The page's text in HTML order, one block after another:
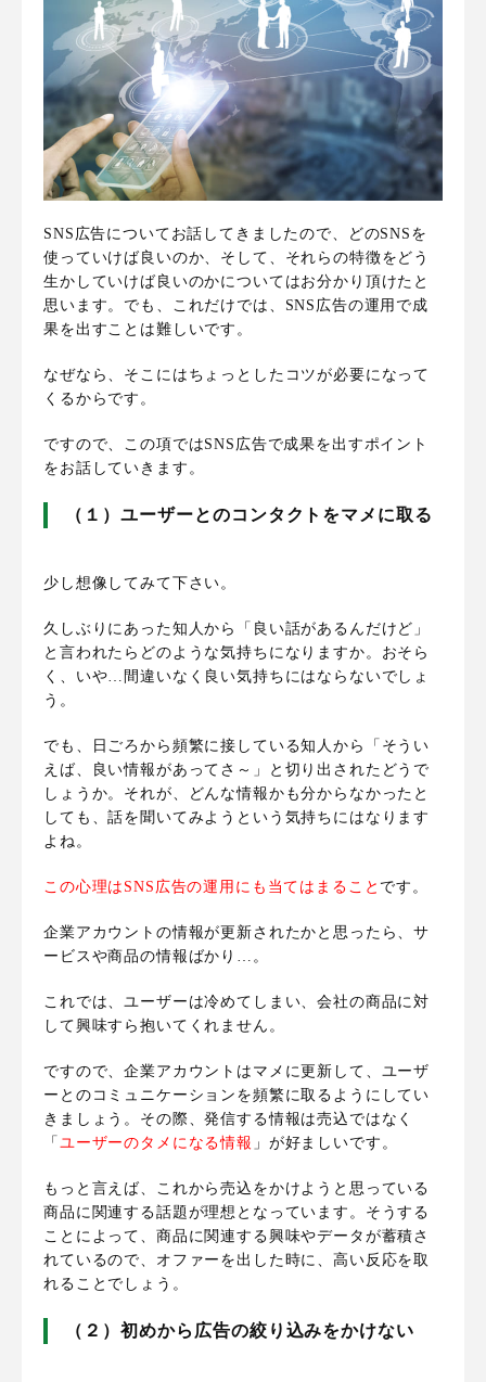
SNS広告についてお話してきましたので、どのSNSを
使っていけば良いのか、そして、それらの特徴をどう
生かしていけば良いのかについてはお分かり頂けたと
思います。でも、これだけでは、SNS広告の運用で成
果を出すことは難しいです。
なぜなら、そこにはちょっとしたコツが必要になって
くるからです。
ですので、この項ではSNS広告で成果を出すポイント
をお話していきます。
（１）ユーザーとのコンタクトをマメに取る
少し想像してみて下さい。
久しぶりにあった知人から「良い話があるんだけど」
と言われたらどのような気持ちになりますか。おそら
く、いや…間違いなく良い気持ちにはならないでしょ
う 。
でも、日ごろから頻繁に接している知人から「そうい
えば、良い情報があってさ～」と切り出されたどうで
しょうか。それが、どんな情報かも分からなかったと
しても、話を聞いてみようという気持ちにはなります
よね。
この心理はSNS広告の運用にも当てはまること です。
企業アカウントの情報が更新されたかと思ったら、サ
ービスや商品の情報ばかり…。
これでは、ユーザーは冷めてしまい、会社の商品に対
して興味すら抱いてくれません。
ですので、企業アカウントはマメに更新して、ユーザ
ーとのコミュニケーションを頻繁に取るようにしてい
きましょう 。その際、発信する情報は売込ではなく
「 ユーザーのタメになる情報 」が好ましいです。
もっと言えば、これから売込をかけようと思っている
商品に関連する話題が理想となっています。そうする
ことによって、商品に関連する興味やデータが蓄積さ
れているので、オファーを出した時に、高い反応を取
れることでしょう。
（２）初めから広告の絞り込みをかけない